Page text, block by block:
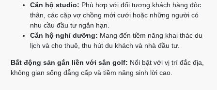
Căn hộ studio: Phù hợp với đối tượng khách hàng độc
thân, các cặp vợ chồng mới cưới hoặc những người có
nhu cầu đầu tư ngắn hạn.
Căn hộ nghỉ dưỡng: Mang đến tiềm năng khai thác du
lịch và cho thuê, thu hút du khách và nhà đầu tư.
Bất động sản gắn liền với sân golf: Nổi bật với vị trí đắc địa,
không gian sống đẳng cấp và tiềm năng sinh lời cao.